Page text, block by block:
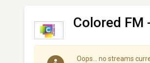
Colored FM
Oops… no streams